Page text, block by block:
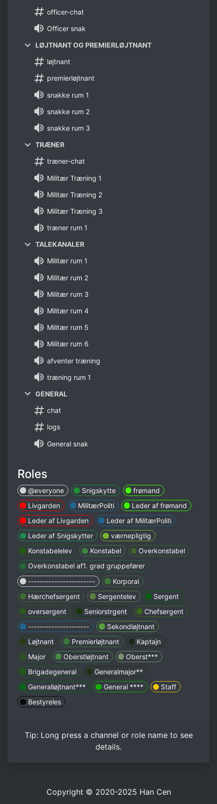
officer-chat
Officer snak
LØJTNANT OG PREMIERLØJTNANT
løjtnant
premierløjtnant
snakke rum 1
snakke rum 2
snakke rum 3
TRÆNER
træner-chat
Militær Træning 1
Militær Træning 2
Militær Træning 3
træner rum 1
TALEKANALER
Militær rum 1
Militær rum 2
Militær rum 3
Militær rum 4
Militær rum 5
Militær rum 6
afventer træning
træning rum 1
GENERAL
chat
logs
General snak
Roles
@everyone Snigskytte
frømand
Livgarden
MilitærPoliti
Leder af frømand
Leder af Livgarden
Leder af MilitærPoliti
Leder af Snigskytter
værnepligtig
Konstabelelev
Konstabel
Overkonstabel
Overkonstabel af1. grad gruppefører
-----------------------
Korporal
Hærchefsergent
Sergentelev
Sergent
oversergent
Seniorstrgent
Chefsergent
---------------------
Sekondløjtnant
Løjtnant
Premierløjtnant
Kaptajn
Major
Oberstløjtnant
Oberst***
Brigadegeneral
Generalmajor**
Generalløjtnant***
General ****
Staff
Bestyreles
Tip: Long pressa channel or role name to see
details.
Copyright © 2020-2025 Han Cen